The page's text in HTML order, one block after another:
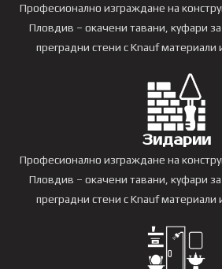
Професионално изграждане на
Пловдив – окачени тавани, куфари за
преградни стени с Knauf материали
Зидарии
Професионално изграждане на
Пловдив – окачени тавани, куфари за
преградни стени с Knauf материали